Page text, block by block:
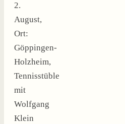
2.
August,
Ort:
Göppingen-
Holzheim,
Tennisstüble
mit
Wolfgang
Klein